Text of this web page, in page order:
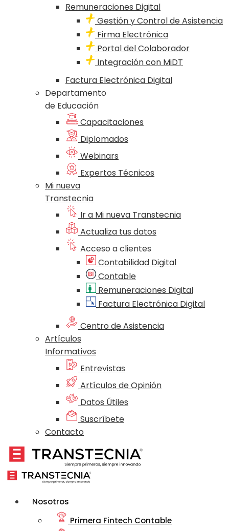
Remuneraciones Digital
Gestión y Control de Asistencia
Firma Electrónica
Portal del Colaborador
Integración con MiDT
Factura Electrónica Digital
Departamento
de Educación
Capacitaciones
Diplomados
Webinars
Expertos Técnicos
Mi nueva
Transtecnia
Ir a Mi nueva Transtecnia
Actualiza tus datos
Acceso a clientes
Contabilidad Digital
Contable
Remuneraciones Digital
Factura Electrónica Digital
Centro de Asistencia
Artículos
Informativos
Entrevistas
Artículos de Opinión
Datos Útiles
Suscríbete
Contacto
Nosotros
Primera Fintech Contable